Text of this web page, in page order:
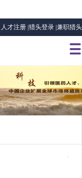
人才注册 |猎头登录 |兼职猎头
